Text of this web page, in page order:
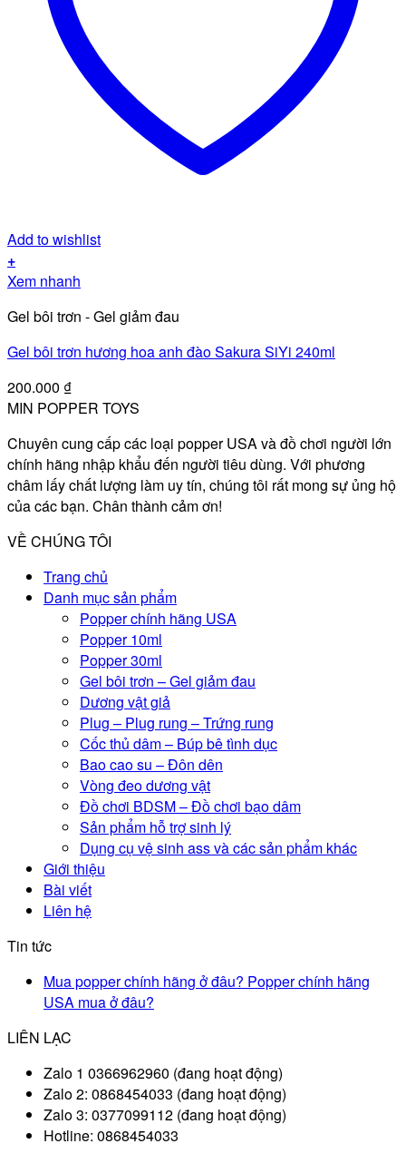
Add to wishlist
+
Xem nhanh
Gel bôi trơn - Gel giảm đau
Gel bôi trơn hương hoa anh đào Sakura SiYi 240ml
200.000 ₫
MIN POPPER TOYS
Chuyên cung cấp các loại popper USA và đồ chơi người lớn
chính hãng nhập khẩu đến người tiêu dùng. Với phương
châm lấy chất lượng làm uy tín, chúng tôi rất mong sự ủng hộ
của các bạn. Chân thành cảm ơn!
VỀ CHÚNG TÔI
Trang chủ
Danh mục sản phẩm
Popper chính hãng USA
Popper 10ml
Popper 30ml
Gel bôi trơn – Gel giảm đau
Dương vật giả
Plug – Plug rung – Trứng rung
Cốc thủ dâm – Búp bê tình dục
Bao cao su – Đôn dên
Vòng đeo dương vật
Đồ chơi BDSM – Đồ chơi bạo dâm
Sản phẩm hỗ trợ sinh lý
Dụng cụ vệ sinh ass và các sản phẩm khác
Giới thiệu
Bài viết
Liên hệ
Tin tức
Mua popper chính hãng ở đâu? Popper chính hãng
USA mua ở đâu?
LIÊN LẠC
Zalo 1 0366962960 (đang hoạt động)
Zalo 2: 0868454033 (đang hoạt động)
Zalo 3: 0377099112 (đang hoạt động)
Hotline: 0868454033